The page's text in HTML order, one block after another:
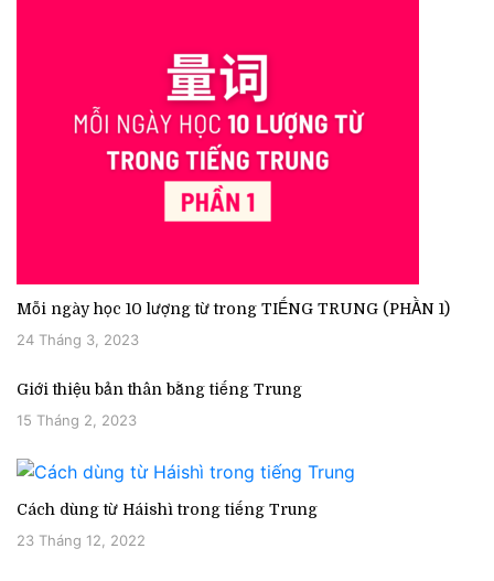
Mỗi ngày học 10 lượng từ trong TIẾNG TRUNG (PHẦN 1)
24 Tháng 3, 2023
Giới thiệu bản thân bằng tiếng Trung
15 Tháng 2, 2023
Cách dùng từ Háishì trong tiếng Trung
23 Tháng 12, 2022